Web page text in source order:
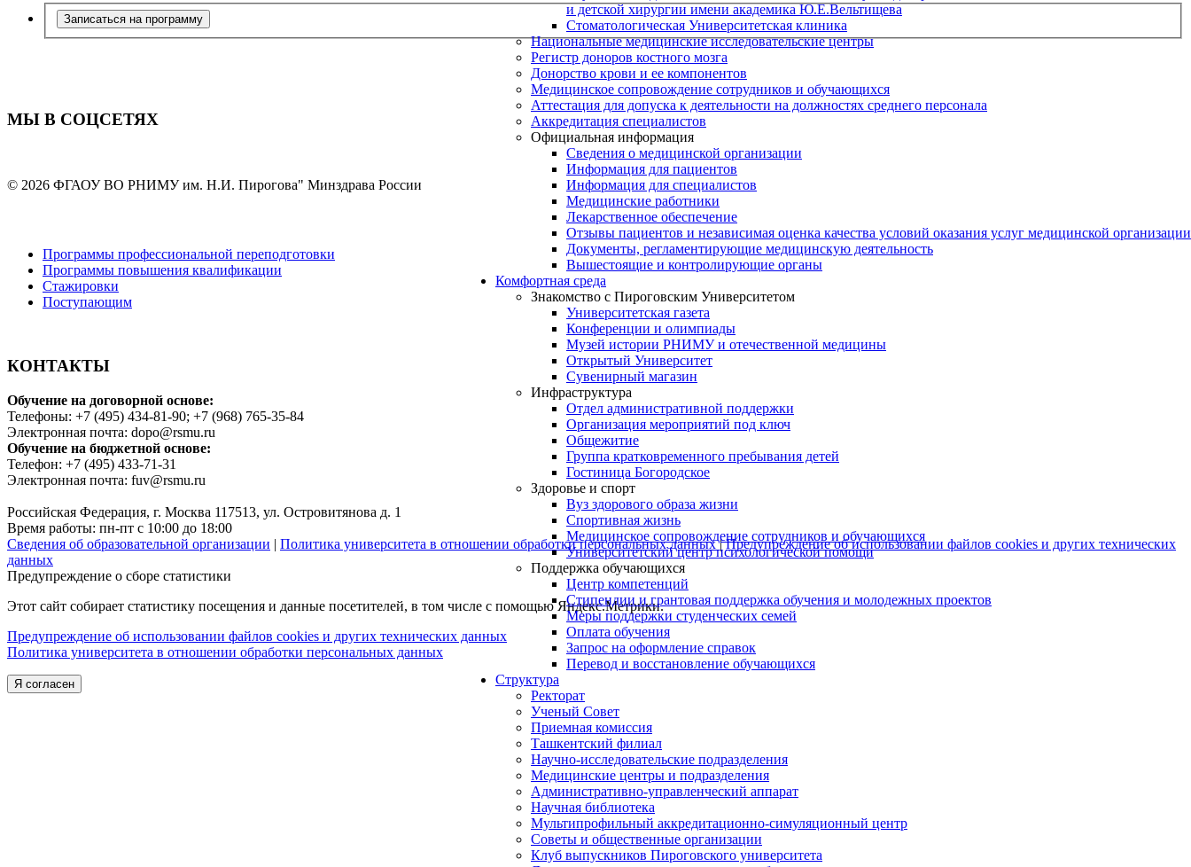
и детской хирургии имени академика Ю.Е.Вельтищева
Стоматологическая Университетская клиника
Национальные медицинские исследовательские центры
Регистр доноров костного мозга
Донорство крови и ее компонентов
Медицинское сопровождение сотрудников и обучающихся
Аттестация для допуска к деятельности на должностях среднего персонала
Аккредитация специалистов
Официальная информация
Сведения о медицинской организации
Информация для пациентов
Информация для специалистов
Медицинские работники
Лекарственное обеспечение
Отзывы пациентов и независимая оценка качества условий оказания услуг медицинской организации
Документы, регламентирующие медицинскую деятельность
Вышестоящие и контролирующие органы
Комфортная среда
Знакомство с Пироговским Университетом
Университетская газета
Конференции и олимпиады
Музей истории РНИМУ и отечественной медицины
Открытый Университет
Сувенирный магазин
Инфраструктура
Отдел административной поддержки
Организация мероприятий под ключ
Общежитие
Группа кратковременного пребывания детей
Гостиница Богородское
Здоровье и спорт
Вуз здорового образа жизни
Спортивная жизнь
Медицинское сопровождение сотрудников и обучающихся
Университетский центр психологической помощи
Поддержка обучающихся
Центр компетенций
Стипендии и грантовая поддержка обучения и молодежных проектов
Меры поддержки студенческих семей
Оплата обучения
Запрос на оформление справок
Перевод и восстановление обучающихся
Структура
Ректорат
Ученый Совет
Приемная комиссия
Ташкентский филиал
Научно-исследовательские подразделения
Медицинские центры и подразделения
Административно-управленческий аппарат
Научная библиотека
Мультипрофильный аккредитационно-симуляционный центр
Советы и общественные организации
Клуб выпускников Пироговского университета
Записаться на программу
МЫ В СОЦСЕТЯХ
© 2026 ФГАОУ ВО РНИМУ им. Н.И. Пирогова" Минздрава России
Программы профессиональной переподготовки
Программы повышения квалификации
Стажировки
Поступающим
КОНТАКТЫ
Обучение на договорной основе:
Телефоны: +7 (495) 434-81-90; +7 (968) 765-35-84
Электронная почта: dopo@rsmu.ru
Обучение на бюджетной основе:
Телефон: +7 (495) 433-71-31
Электронная почта: fuv@rsmu.ru
Российская Федерация, г. Москва 117513, ул. Островитянова д. 1
Время работы: пн-пт с 10:00 до 18:00
Сведения об образовательной организации | Политика университета в отношении обработки персональных данных|Предупреждение об использовании файлов cookies и других технических
данных
Предупреждение о сборе статистики
Этот сайт собирает статистику посещения и данные посетителей, в том числе с помощью Яндекс.Метрики.
Предупреждение об использовании файлов cookies и других технических данных
Политика университета в отношении обработки персональных данных
Я согласен